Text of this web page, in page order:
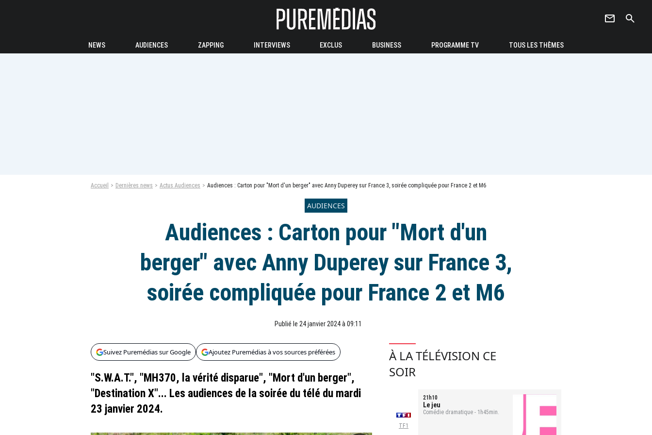
newsletter search
NEWS AUDIENCES ZAPPING INTERVIEWS EXCLUS BUSINESS PROGRAMME TV TOUS LES THÈMES
Accueil Dernières news Actus Audiences Audiences : Carton pour "Mort d'un berger" avec Anny Duperey sur France 3, soirée compliquée pour France 2 et M6
AUDIENCES
Audiences : Carton pour "Mort d'un
berger" avec Anny Duperey sur France 3,
soirée compliquée pour France 2 et M6
Publié le 24 janvier 2024 à 09:11
Suivez Puremédias sur Google Ajoutez Puremédias à vos sources préférées
"S.W.A.T.", "MH370, la vérité disparue", "Mort d'un berger",
"Destination X"... Les audiences de la soirée du télé du mardi
23 janvier 2024.
À LA TÉLÉVISION CE
SOIR
TF1
21h10
Le jeu
Comédie dramatique - 1h45min.